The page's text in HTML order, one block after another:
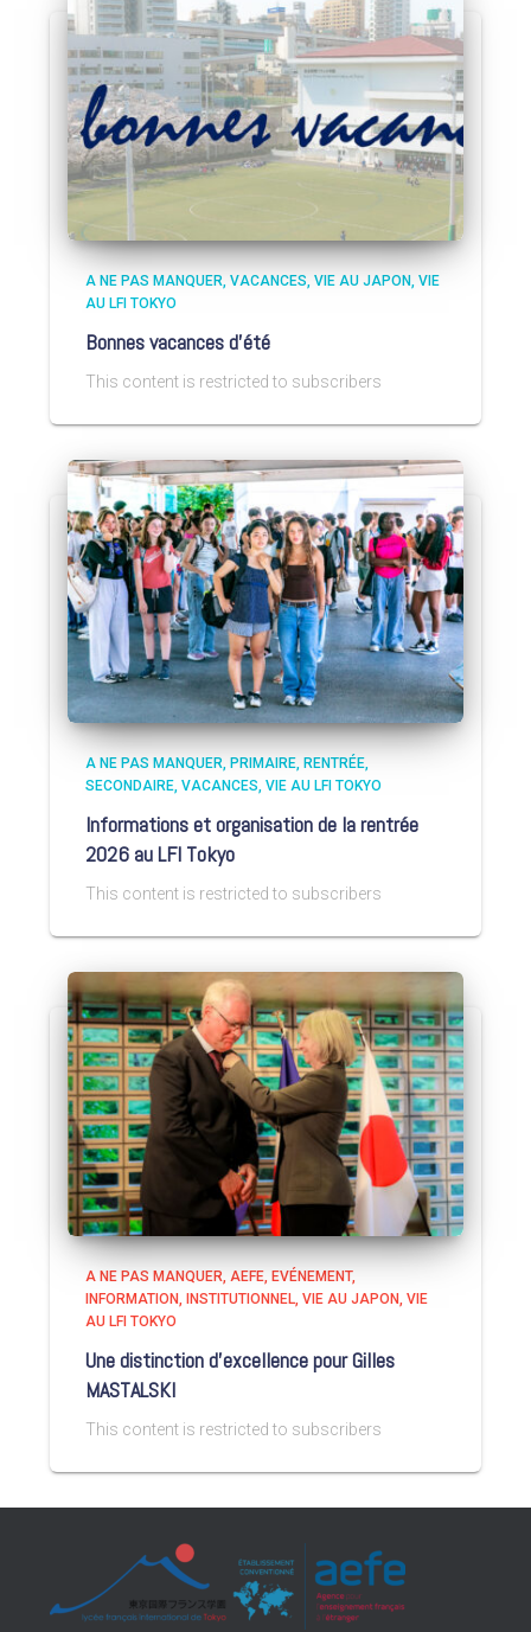
A NE PAS MANQUER VACANCES VIE AU JAPON VIE
AU LFI TOKYO
Bonnes vacances d’été
This content is restricted to subscribers
A NE PAS MANQUER PRIMAIRE RENTRÉE
SECONDAIRE VACANCES VIE AU LFI TOKYO
Informations et organisation de la rentrée
2026 au LFI Tokyo
This content is restricted to subscribers
A NE PAS MANQUER AEFE EVÉNEMENT
INFORMATION
INSTITUTIONNEL VIE AU JAPON VIE
AU LFI TOKYO
Une distinction d’excellence pour Gilles
MASTALSKI
This content is restricted to subscribers